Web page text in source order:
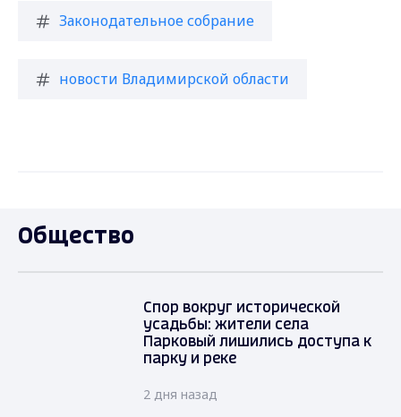
Законодательное собрание
новости Владимирской области
Общество
Спор вокруг исторической
усадьбы: жители села
Парковый лишились доступа к
парку и реке
2 дня назад